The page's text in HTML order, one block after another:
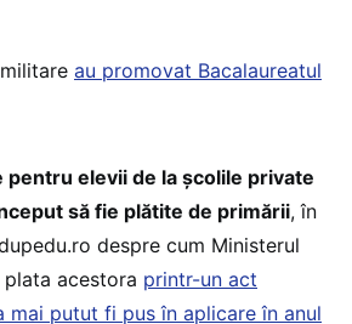
au promovat Bacalaureatul
pentru elevii de la școlile private
să fie plătite de primării, în
despre cum Ministerul
acestora printr-un act
mai putut fi pus în aplicare în anul